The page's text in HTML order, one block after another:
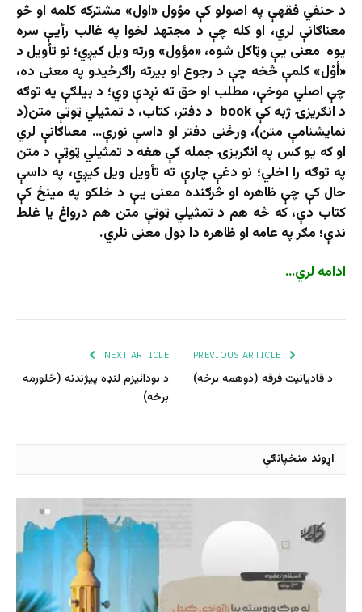
د حنفي فقهې په اصولو کې مؤول «اول» مشترکه کلمه او څو
معناګانې لري، او کله چې د مجتهد لخوا په غالب رأیې سره
یوه معنی یې وټاکل شوه، «مؤول» ورته ویل کیږي؛ نو تأویل د
«اُوْل» کلمې څخه چې د رجوع او بیرته راګرځیدو په معنی ده،
چې اصلي موخې، مطلب او حق ته نږدې وي؛ د بیلګې په توګه
د انګریزۍ ژبه کې book د دفتر، کتاب، د تمثیلي ټوټې متن(د
نمایشنامې متن)، ورځنی دفتر او داسې نورې… معناګانې لري
او که یو کس په انګریزۍ جمله کې هغه د تمثیلي ټوټې د متن
په توګه را اخلي؛ نو دغې چارې ته تأویل ویل کیږي، په داسې
حال کې چې ظاهره او څرګنده معنی یې د خلکو په مینځ کې
کتاب دې، که څه هم د تمثیلي ټوټې متن هم درواغ یا غلط
ندې؛ مګر په عامه او ظاهره دا ډول معنی نلري.
ادامه لري…
د قادیانیت فرقه (دوهمه برخه)
NEXT ARTICLE
د بودائیزم لنډه پیژندنه (څلورمه
برخه)
اړوند منځپانګې